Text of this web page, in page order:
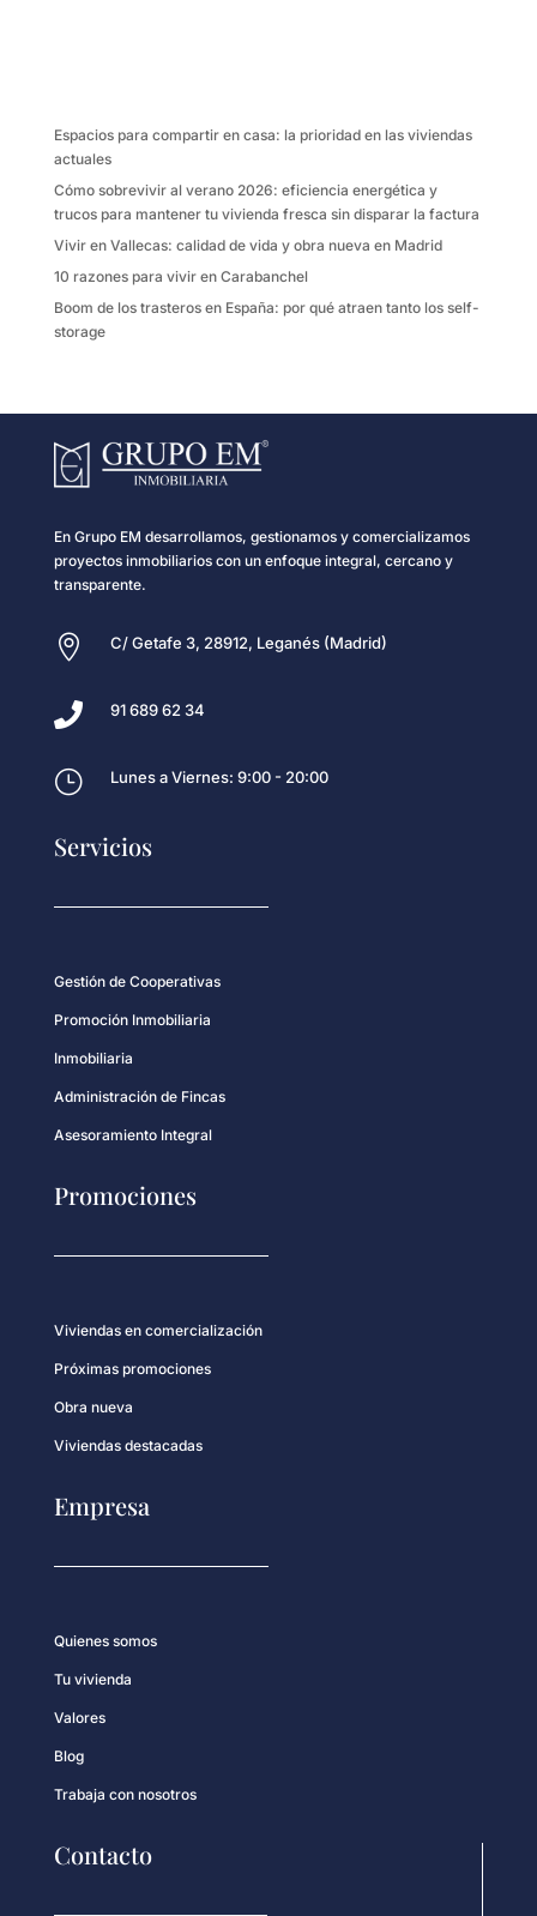
k
i
Espacios para compartir en casa: la prioridad en las viviendas
actuales
Cómo sobrevivir al verano 2026: eficiencia energética y
trucos para mantener tu vivienda fresca sin disparar la factura
Vivir en Vallecas: calidad de vida y obra nueva en Madrid
10 razones para vivir en Carabanchel
Boom de los trasteros en España: por qué atraen tanto los self-
storage
En Grupo EM desarrollamos, gestionamos y comercializamos
proyectos inmobiliarios con un enfoque integral, cercano y
transparente.
 C/ Getafe 3, 28912, Leganés (Madrid)
 91 689 62 34
} Lunes a Viernes: 9:00 - 20:00
Servicios
Gestión de Cooperativas
Promoción Inmobiliaria
Inmobiliaria
Administración de Fincas
Asesoramiento Integral
Promociones
Viviendas en comercialización
Próximas promociones
Obra nueva
Viviendas destacadas
Empresa
Quienes somos
Tu vivienda
Valores
Blog
Trabaja con nosotros
Contacto